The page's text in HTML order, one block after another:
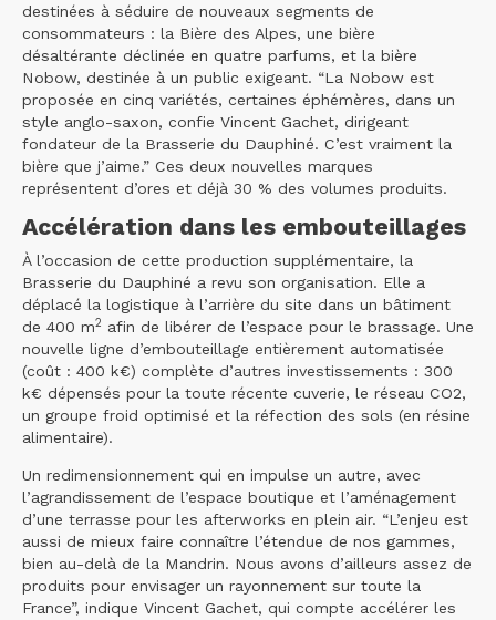
destinées à séduire de nouveaux segments de
consommateurs : la Bière des Alpes, une bière
désaltérante déclinée en quatre parfums, et la bière
Nobow, destinée à un public exigeant. “La Nobow est
proposée en cinq variétés, certaines éphémères, dans un
style anglo-saxon, confie Vincent Gachet, dirigeant
fondateur de la Brasserie du Dauphiné. C’est vraiment la
bière que j’aime.” Ces deux nouvelles marques
représentent d’ores et déjà 30 % des volumes produits.
Accélération dans les embouteillages
À l’occasion de cette production supplémentaire, la
Brasserie du Dauphiné a revu son organisation. Elle a
déplacé la logistique à l’arrière du site dans un bâtiment
de 400 m2 afin de libérer de l’espace pour le brassage. Une
nouvelle ligne d’embouteillage entièrement automatisée
(coût : 400 k€) complète d’autres investissements : 300
k€ dépensés pour la toute récente cuverie, le réseau CO2,
un groupe froid optimisé et la réfection des sols (en résine
alimentaire).
Un redimensionnement qui en impulse un autre, avec
l’agrandissement de l’espace boutique et l’aménagement
d’une terrasse pour les afterworks en plein air. “L’enjeu est
aussi de mieux faire connaître l’étendue de nos gammes,
bien au-delà de la Mandrin. Nous avons d’ailleurs assez de
produits pour envisager un rayonnement sur toute la
France”, indique Vincent Gachet, qui compte accélérer les